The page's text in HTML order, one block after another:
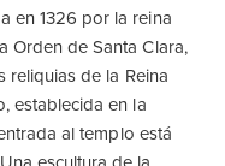
en 1326 por la reina
Orden de Santa Clara,
reliquias de la Reina
establecida en la
al templo está